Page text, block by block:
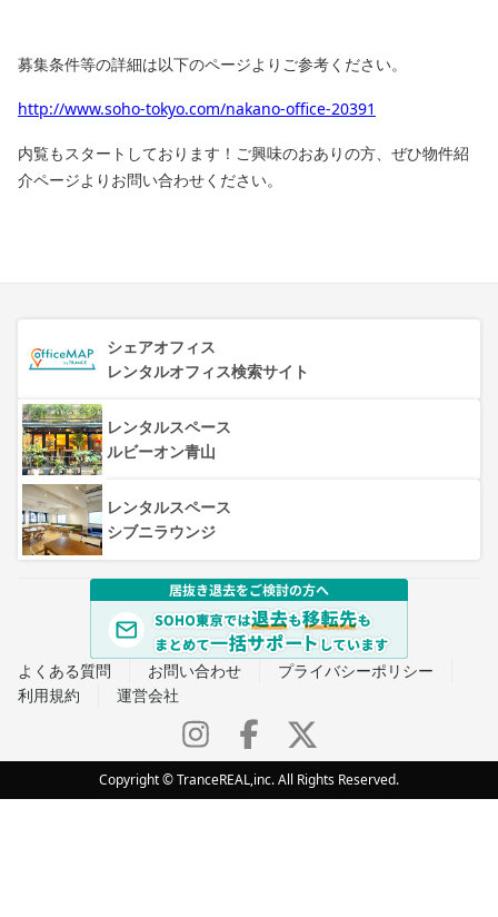
募集条件等の詳細は以下のページよりご参考ください。
http://www.soho-tokyo.com/nakano-office-20391
内覧もスタートしております！ご興味のおありの方、ぜひ物件紹
介ページよりお問い合わせください。
シェアオフィス
レンタルオフィス検索サイト
レンタルスペース
ルビーオン青山
レンタルスペース
シブニラウンジ
よくある質問 お問い合わせ
プライバシーポリシー
利用規約
運営会社
Copyright © TranceREAL,inc. All Rights Reserved.